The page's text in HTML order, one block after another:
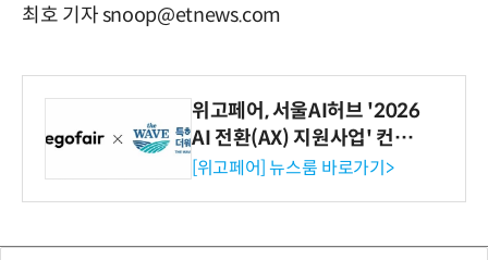
최호 기자 snoop@etnews.com
위고페어, 서울AI허브 '2026
AI 전환(AX) 지원사업' 컨소
시엄 선정
[위고페어] 뉴스룸 바로가기>